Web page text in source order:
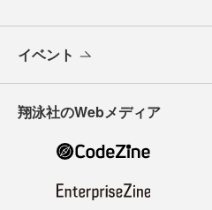
イベント
翔泳社のWebメディア